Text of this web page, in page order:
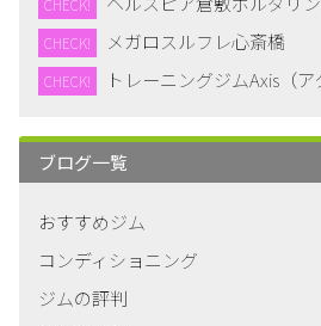
CHECK! メガロスルフレ心斎橋
CHECK! トレーニングジムAxis（
ブログ一覧
おすすめジム
コンディショニング
ジムの評判